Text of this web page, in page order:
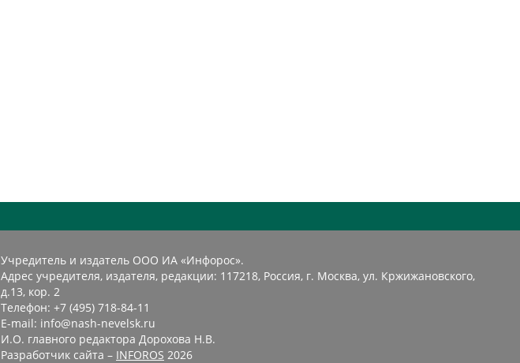
Учредитель и издатель ООО ИА «Инфорос».
Адрес учредителя, издателя, редакции: 117218, Россия, г. Москва, ул. Кржижановского,
д.13, кор. 2
Телефон: +7 (495) 718-84-11
E-mail: info@nash-nevelsk.ru
И.О. главного редактора Дорохова Н.В.
Разработчик сайта – INFOROS 2026